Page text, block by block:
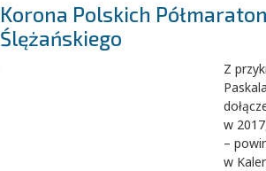
Korona Polskich
Ślężańskiego
Z
w
–
w